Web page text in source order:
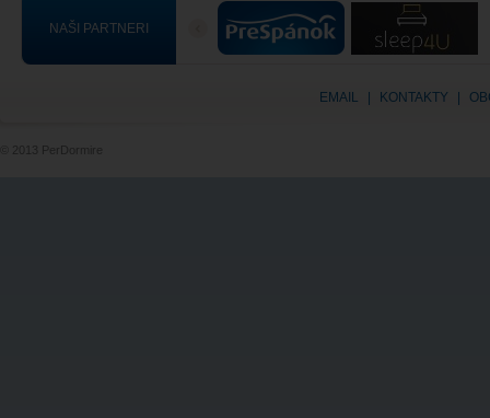
NAŠI PARTNERI
EMAIL KONTAKTY
© 2013 PerDormire